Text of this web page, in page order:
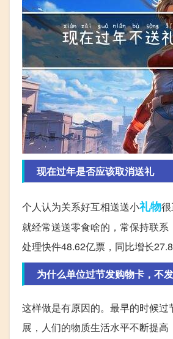
现在过年是否应该取消送礼
个人认为关系好互相送送小礼物
就经常送送零食啥的，常保持联
处理快件48.62亿票，同比增长
为什么单位过节发购物卡，不
这样做是有原因的。最早的时候
展，人们的物质生活水平不断提